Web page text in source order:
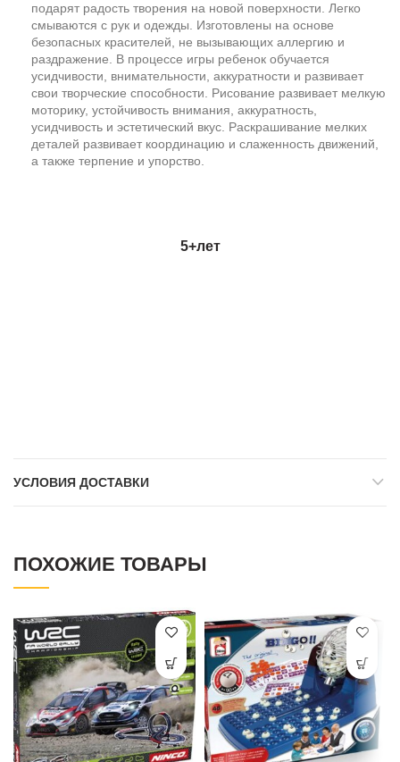
подарят радость творения на новой поверхности. Легко
смываются с рук и одежды. Изготовлены на основе
безопасных красителей, не вызывающих аллергию и
раздражение. В процессе игры ребенок обучается
усидчивости, внимательности, аккуратности и развивает
свои творческие способности. Рисование развивает мелкую
моторику, устойчивость внимания, аккуратность,
усидчивость и эстетический вкус. Раскрашивание мелких
деталей развивает координацию и слаженность движений,
а также терпение и упорство.
5+лет
УСЛОВИЯ ДОСТАВКИ
ПОХОЖИЕ ТОВАРЫ